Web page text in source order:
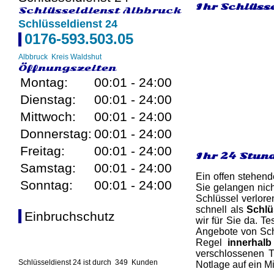
Schlüsseldienst Albbruck
Schlüsseldienst 24
0176-593.503.05
Albbruck Kreis Waldshut
Öffnungszeiten
Montag:
00:01 - 24:00
Dienstag:
00:01 - 24:00
Mittwoch:
00:01 - 24:00
Donnerstag: 00:01 - 24:00
Freitag:
00:01 - 24:00
Samstag:
00:01 - 24:00
Sonntag:
00:01 - 24:00
Einbruchschutz
Schlüsseldienst 24 ist durch 349 Kunden
Ihr
Ihr 24
Ein offen
Sie gelangen
Schlüssel
schnell als
wir für Sie da.
Angebote von
Regel
verschlossenen
Notlage auf ein